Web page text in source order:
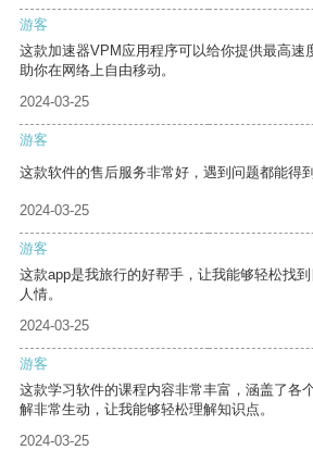
游客
这款加速器VPM应用程序可以给你提供最高速
助你在网络上自由移动。
2024-03-25
游客
这款软件的售后服务非常好，遇到问题都能得
2024-03-25
游客
这款app是我旅行的好帮手，让我能够轻松找
人情。
2024-03-25
游客
这款学习软件的课程内容非常丰富，涵盖了各
解非常生动，让我能够轻松理解知识点。
2024-03-25